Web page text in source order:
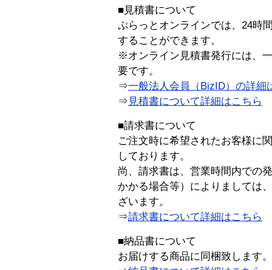
■見積書について
ぷらっとオンラインでは、24時
することができます。
※オンライン見積書発行には、
要です。
⇒一般法人会員（BizID）の詳細
⇒ 見積書について詳細はこちら
■請求書について
ご注文時に希望されたお客様に
しております。
尚、請求書は、営業時間内での
かかる場合等）によりましては
ざいます。
⇒請求書について詳細はこちら
■納品書について
お届けする商品に同梱致します。